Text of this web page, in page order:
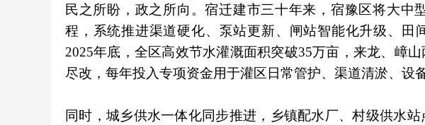
民之所盼，政之所向。宿迁建市三十年来，宿豫区将大中
程，系统推进渠道硬化、泵站更新、闸站智能化升级、田
2025年底，全区高效节水灌溉面积突破35万亩，来龙、嶂
尽改，每年投入专项资金用于灌区日常管护、渠道清淤、设
同时，城乡供水一体化同步推进，乡镇配水厂、村级供水